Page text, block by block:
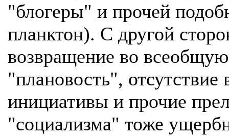
"блогеры" и прочей
планктон). С другой
возвращение во всеобщую
"плановость", отсутствие
инициативы и прочие
"социализма" тоже